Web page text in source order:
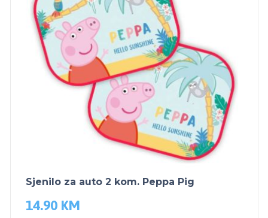
Sjenilo za auto 2 kom. Peppa Pig
14.90 KM